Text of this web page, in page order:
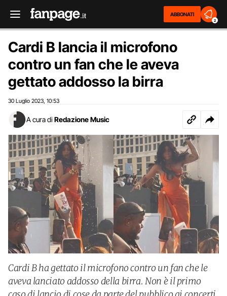
ABBONATI
2
Cardi B lancia il microfono
contro un fan che le aveva
gettato addosso la birra
30 Luglio 2023 10:53
A cura di Redazione Music
Cardi B ha gettato il microfono contro un fan che le
aveva lanciato addosso della birra. Non è il primo